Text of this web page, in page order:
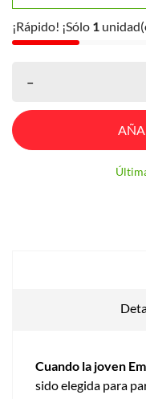
¡Rápido! ¡Sólo 1
–
Cuando la joven
sido elegida para